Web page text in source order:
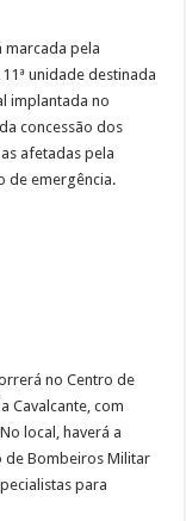
marcada pela
unidade destinada
implantada no
concessão dos
afetadas pela
de emergência.
no Centro de
Cavalcante, com
local, haverá a
de Bombeiros Militar
para